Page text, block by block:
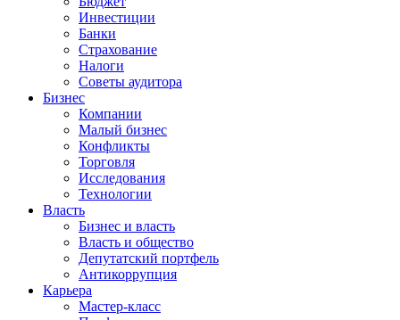
Инвестиции
Банки
Страхование
Налоги
Советы аудитора
Бизнес
Компании
Малый бизнес
Конфликты
Торговля
Исследования
Технологии
Власть
Бизнес и власть
Власть и общество
Депутатский портфель
Антикоррупция
Карьера
Мастер-класс